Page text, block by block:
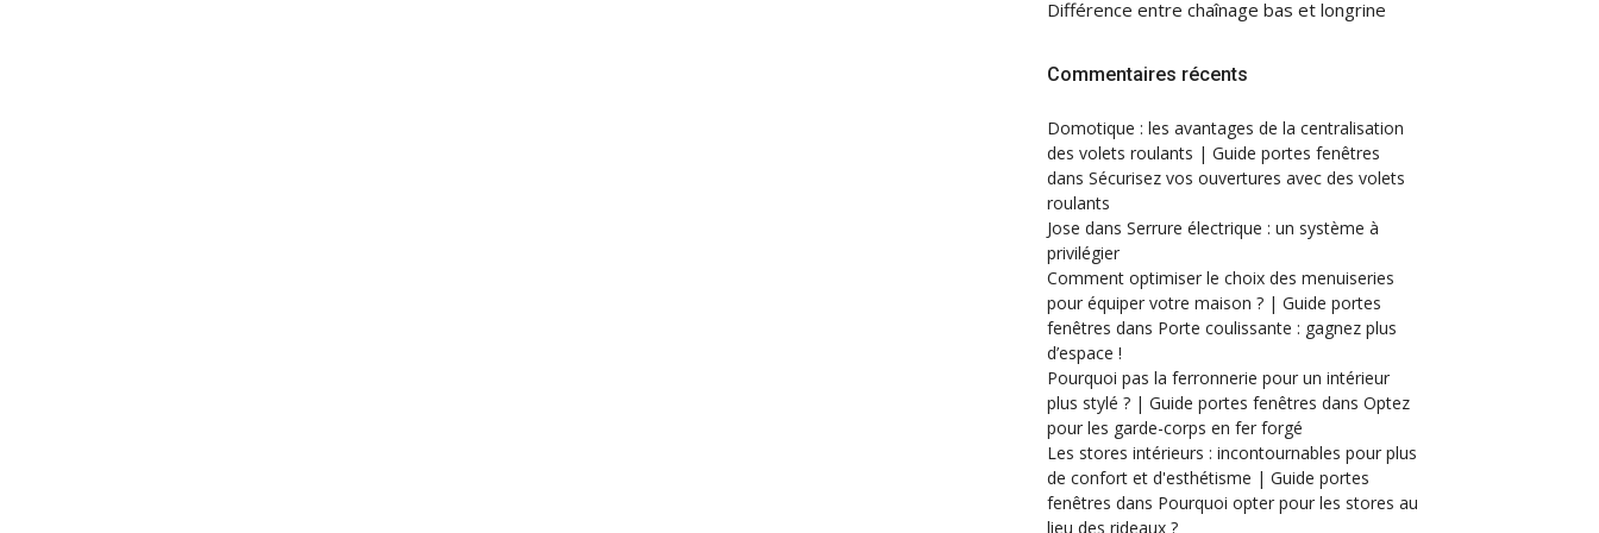
Différence entre chaînage bas et longrine
Commentaires récents
Domotique : les avantages de la centralisation
des volets roulants | Guide portes fenêtres
dans Sécurisez vos ouvertures avec des volets
roulants
Jose dans Serrure électrique : un système à
privilégier
Comment optimiser le choix des menuiseries
pour équiper votre maison ? | Guide portes
fenêtres dans Porte coulissante : gagnez plus
d’espace !
Pourquoi pas la ferronnerie pour un intérieur
plus stylé ? | Guide portes fenêtres dans Optez
pour les garde-corps en fer forgé
Les stores intérieurs : incontournables pour plus
de confort et d'esthétisme | Guide portes
fenêtres dans Pourquoi opter pour les stores au
lieu des rideaux ?